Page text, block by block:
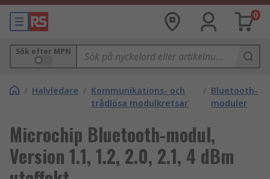
0
Sök efter MPN
/ Halvledare / Kommunikations- och
trådlösa modulkretsar
/ Bluetooth-
moduler
Microchip Bluetooth-modul,
Version 1.1, 1.2, 2.0, 2.1, 4 dBm